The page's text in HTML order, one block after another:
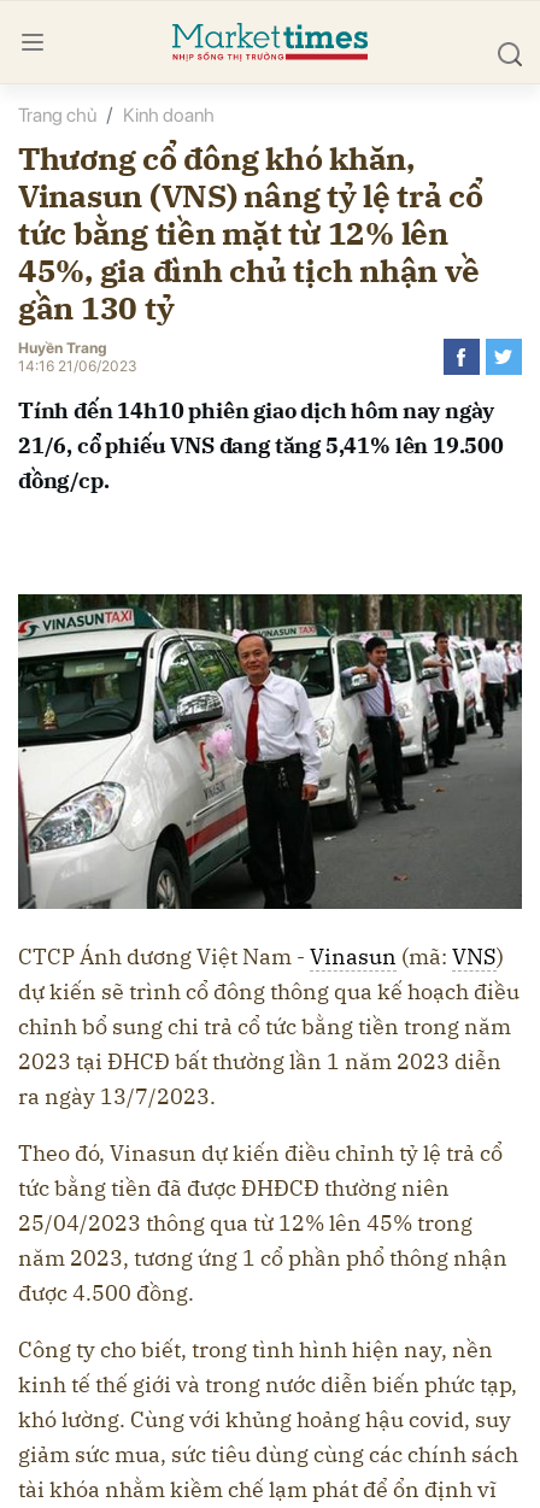
Trang chủ Kinh doanh
Thương cổ đông khó khăn,
Vinasun (VNS) nâng tỷ lệ trả cổ
tức bằng tiền mặt từ 12% lên
45%, gia đình chủ tịch nhận về
gần 130 tỷ
Huyền Trang
14:16 21/06/2023
Tính đến 14h10 phiên giao dịch hôm nay ngày
21/6, cổ phiếu VNS đang tăng 5,41% lên 19.500
đồng/cp.
CTCP Ánh dương Việt Nam - Vinasun (mã: VNS)
dự kiến sẽ trình cổ đông thông qua kế hoạch điều
chỉnh bổ sung chi trả cổ tức bằng tiền trong năm
2023 tại ĐHCĐ bất thường lần 1 năm 2023 diễn
ra ngày 13/7/2023.
Theo đó, Vinasun dự kiến điều chỉnh tỷ lệ trả cổ
tức bằng tiền đã được ĐHĐCĐ thường niên
25/04/2023 thông qua từ 12% lên 45% trong
năm 2023, tương ứng 1 cổ phần phổ thông nhận
được 4.500 đồng.
Công ty cho biết, trong tình hình hiện nay, nền
kinh tế thế giới và trong nước diễn biến phức tạp,
khó lường. Cùng với khủng hoảng hậu covid, suy
giảm sức mua, sức tiêu dùng cùng các chính sách
tài khóa nhằm kiềm chế lạm phát để ổn định vĩ
luận